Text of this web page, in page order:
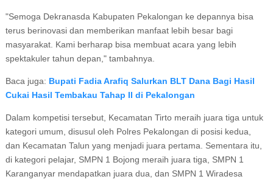
"Semoga Dekranasda Kabupaten Pekalongan ke depannya bisa
terus berinovasi dan memberikan manfaat lebih besar bagi
masyarakat. Kami berharap bisa membuat acara yang lebih
spektakuler tahun depan," tambahnya.
Baca juga: Bupati Fadia Arafiq Salurkan BLT Dana Bagi Hasil
Cukai Hasil Tembakau Tahap II di Pekalongan
Dalam kompetisi tersebut, Kecamatan Tirto meraih juara tiga untuk
kategori umum, disusul oleh Polres Pekalongan di posisi kedua,
dan Kecamatan Talun yang menjadi juara pertama. Sementara itu,
di kategori pelajar, SMPN 1 Bojong meraih juara tiga, SMPN 1
Karanganyar mendapatkan juara dua, dan SMPN 1 Wiradesa